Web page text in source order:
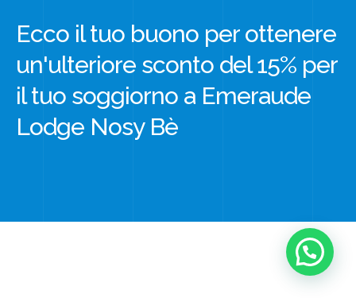
Ecco il tuo buono per ottenere
un'ulteriore sconto del 15% per
il tuo soggiorno a Emeraude
Lodge Nosy Bè